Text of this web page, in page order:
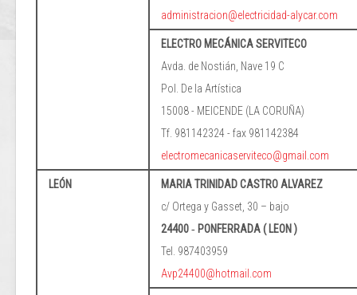
administracion@electricidad-alycar.com
ELECTRO MECÁNICA SERVITECO
Avda. de Nostián, Nave 19 C
Pol. De la Artística
15008 - MEICENDE (LA CORUÑA)
Tf. 981142324 - fax 981142384
electromecanicaserviteco@gmail.com
LEÓN
MARIA TRINIDAD CASTRO ALVAREZ
c/ Ortega y Gasset, 30 – bajo
24400 ‐ PONFERRADA ( LEON )
Tel. 987403959
Avp24400@hotmail.com